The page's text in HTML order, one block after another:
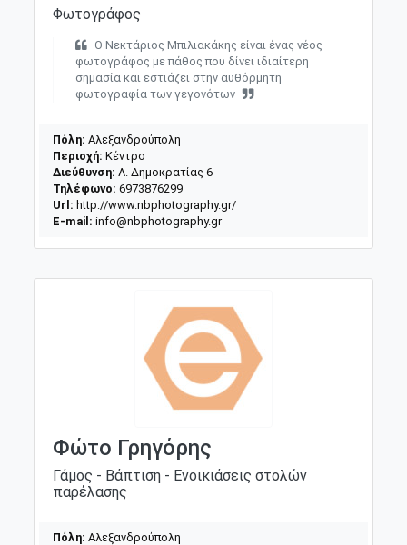
Φωτογράφος
Ο Νεκτάριος Μπιλιακάκης είναι ένας νέος
φωτογράφος με πάθος που δίνει ιδιαίτερη
σημασία και εστιάζει στην αυθόρμητη
φωτογραφία των γεγονότων
Πόλη: Αλεξανδρούπολη
Περιοχή: Κέντρο
Διεύθυνση: Λ. Δημοκρατίας 6
Τηλέφωνο: 6973876299
Url: http://www.nbphotography.gr/
E-mail: info@nbphotography.gr
Φώτο Γρηγόρης
Γάμος - Βάπτιση - Ενοικιάσεις στολών
παρέλασης
Πόλη: Αλεξανδρούπολη